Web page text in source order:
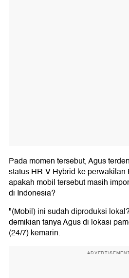
Pada momen tersebut, Agus
status HR-V Hybrid ke
apakah mobil tersebut masih
di Indonesia?
"(Mobil) ini sudah diproduksi
demikian tanya Agus di lokasi
(24/7) kemarin.